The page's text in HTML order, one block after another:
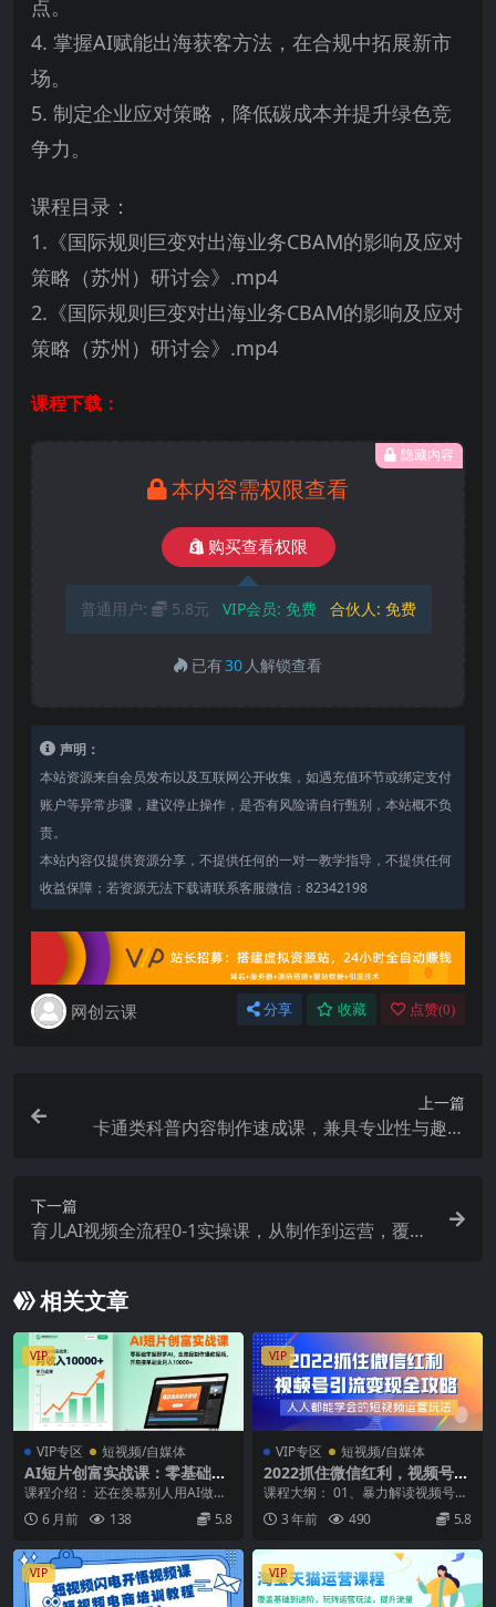
点。
4. 掌握AI赋能出海获客方法，在合规中拓展新市
场。
5. 制定企业应对策略，降低碳成本并提升绿色竞
争力。
课程目录：
1.《国际规则巨变对出海业务CBAM的影响及应对
策略（苏州）研讨会》.mp4
2.《国际规则巨变对出海业务CBAM的影响及应对
策略（苏州）研讨会》.mp4
课程下载：
隐藏内容
本内容需权限查看
购买查看权限
普通用户: 5.8元 VIP会员: 免费 合伙人: 免费
已有30 人解锁查看
声明：
本站资源来自会员发布以及互联网公开收集，如遇充值环节或绑定支付
账户等异常步骤，建议停止操作，是否有风险请自行甄别，本站概不负
责。
本站内容仅提供资源分享，不提供任何的一对一教学指导，不提供任何
收益保障；若资源无法下载请联系客服微信：82342198
网创云课 分享 收藏 点赞(0)
上一篇
卡通类科普内容制作速成课，兼具专业性与趣味
下一篇
育儿AI视频全流程0-1实操课，从制作到运营，覆盖
益
相关文章
VIP
VIP专区 短视频/自媒体
AI短片创富实战课：零基础掌
握即梦AI，全流程制作爆款视
频，开启接单副业月入10000+
(更新
课程介绍： 还在羡慕别人用AI做出
质感剧情短片、创意广告、吸睛vlo
g？自己想尝...
6 月前 138 5.8
VIP
VIP专区 短视频/自媒体
2022抓住微信红利，视频号引
流变现全攻略，人人都能学会
的短视频运营玩法
课程大纲： 01、暴力解读视频号抓
住2022营销新机会 02、4步轻松定
位账号，...
3 年前 490 5.8
VIP VIP